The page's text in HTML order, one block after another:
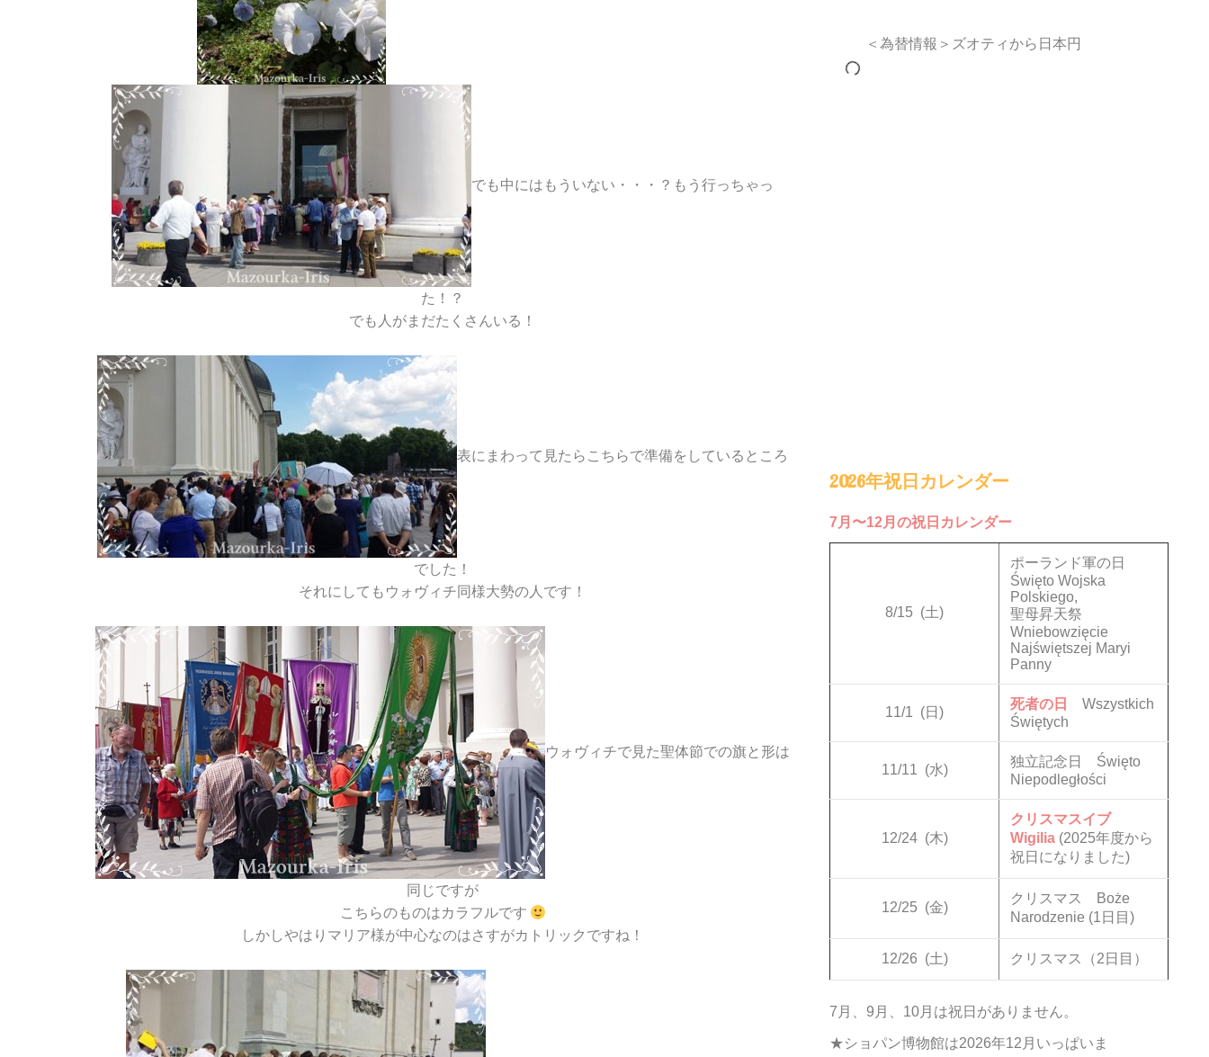
でも中にはもういない・・・？もう行っちゃっ
た！？
でも人がまだたくさんいる！
表にまわって見たらこちらで準備をしているところ
でした！
それにしてもウォヴィチ同様大勢の人です！
ウォヴィチで見た聖体節での旗と形は
同じですが
こちらのものはカラフルです
しかしやはりマリア様が中心なのはさすがカトリックですね！
＜為替情報＞ズオティから日本円
2026年祝日カレンダー
7月〜12月の祝日カレンダー
8/15 (土)
ポーランド軍の日
Święto Wojska
Polskiego,
聖母昇天祭
Wniebowzięcie
Najświętszej Maryi
Panny
11/1 (日)
死者の日
Wszystkich
Świętych
11/11 (水)
独立記念日 Święto
Niepodległości
12/24 (木)
クリスマスイブ
Wigilia (2025年度から
祝日になりました)
12/25 (金)
クリスマス Boże
Narodzenie (1日目)
12/26 (土) クリスマス（2日目）
7月、9月、10月は祝日がありません。
★ショパン博物館は2026年12月いっぱいま